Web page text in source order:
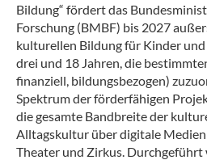
Bildung“ fördert das
Forschung (BMBF) bis 2027
kulturellen Bildung für Kinder und
drei und 18 Jahren, die
finanziell, bildungsbezogen)
Spektrum der förderfähigen
die gesamte Bandbreite der
Alltagskultur über digitale
Theater und Zirkus.